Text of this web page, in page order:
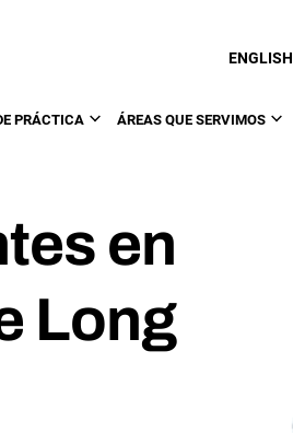
ENGLISH
PRÁCTICA ÁREAS QUE SERVIMOS
en
Long